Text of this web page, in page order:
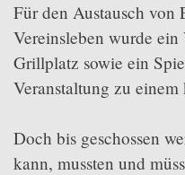
Für den Austausch von
Vereinsleben wurde
Grillplatz sowie ein
Veranstaltung zu
Doch bis geschossen
kann, mussten und